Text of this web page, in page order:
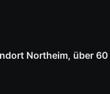
Northeim, über 60